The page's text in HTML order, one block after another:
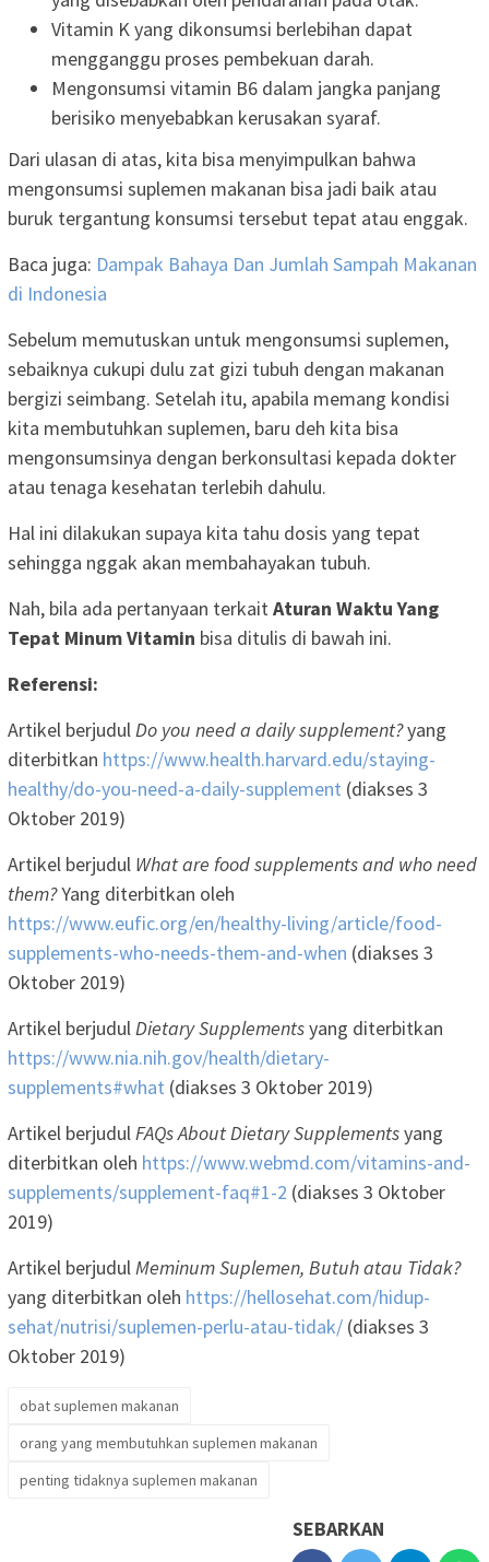
Vitamin K yang dikonsumsi berlebihan dapat
mengganggu proses pembekuan darah.
Mengonsumsi vitamin B6 dalam jangka panjang
berisiko menyebabkan kerusakan syaraf.
Dari ulasan di atas, kita bisa menyimpulkan bahwa
mengonsumsi suplemen makanan bisa jadi baik atau
buruk tergantung konsumsi tersebut tepat atau enggak.
Baca juga: Dampak Bahaya Dan Jumlah Sampah Makanan
di Indonesia
Sebelum memutuskan untuk mengonsumsi suplemen,
sebaiknya cukupi dulu zat gizi tubuh dengan makanan
bergizi seimbang. Setelah itu, apabila memang kondisi
kita membutuhkan suplemen, baru deh kita bisa
mengonsumsinya dengan berkonsultasi kepada dokter
atau tenaga kesehatan terlebih dahulu.
Hal ini dilakukan supaya kita tahu dosis yang tepat
sehingga nggak akan membahayakan tubuh.
Nah, bila ada pertanyaan terkaitAturan Waktu Yang
Tepat Minum Vitamin bisa ditulis di bawah ini.
Referensi:
Artikel berjudulDo you need a daily supplement?yang
diterbitkan https://www.health.harvard.edu/staying-
healthy/do-you-need-a-daily-supplement (diakses 3
Oktober 2019)
Artikel berjudul What are food supplements and who need
them?Yang diterbitkan oleh
https://www.eufic.org/en/healthy-living/article/food-
supplements-who-needs-them-and-when (diakses 3
Oktober 2019)
Artikel berjudulDietary Supplementsyang diterbitkan
https://www.nia.nih.gov/health/dietary-
supplements#what (diakses 3 Oktober 2019)
Artikel berjudulFAQs About Dietary Supplementsyang
diterbitkan oleh https://www.webmd.com/vitamins-and-
supplements/supplement-faq#1-2 (diakses 3 Oktober
2019)
Artikel berjudulMeminum Suplemen, Butuh atau Tidak?
yang diterbitkan oleh https://hellosehat.com/hidup-
sehat/nutrisi/suplemen-perlu-atau-tidak/ (diakses 3
Oktober 2019)
obat suplemen makanan
orang yang membutuhkan suplemen makanan
penting tidaknya suplemen makanan
SEBARKAN